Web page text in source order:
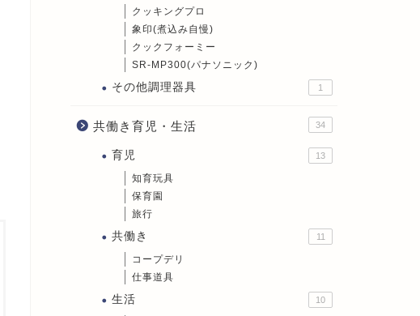
クッキングプロ
象印(煮込み自慢)
クックフォーミー
SR-MP300(パナソニック)
その他調理器具 1
共働き育児・生活 34
育児 13
知育玩具
保育園
旅行
共働き 11
コープデリ
仕事道具
生活 10